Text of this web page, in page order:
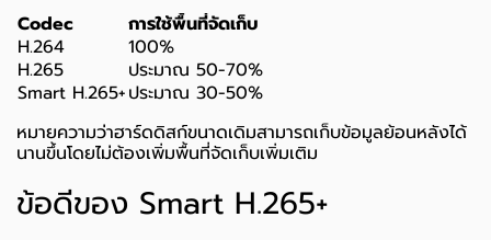
Codec
การใช้พื้นที่จัดเก็บ
H.264
100%
H.265
ประมาณ 50-70%
Smart H.265+ประมาณ 30-50%
หมายความว่าฮาร์ดดิสก์ขนาดเดิมสามารถเก็บข้อมูลย้อนหลังได้
นานขึ้นโดยไม่ต้องเพิ่มพื้นที่จัดเก็บเพิ่มเติม
ข้อดีของ Smart H.265+